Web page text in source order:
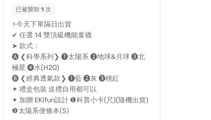
已被贊助1 次
⚡今天下單隔日出貨
✔︎ 任選 14 雙頂級機能童襪
➤ 款式：
🅐 ❮科學系列❯ ❶太陽系 ❷地球&月球 ❸北
極星 ❹水(H2O)
🅑 ❮經典透氣款❯ ❶藍 ❷灰 ❸桃紅
✦ 禮盒包裝 送禮自用都可以
✦ 加贈 EKIfun設計 ❶科普小卡(尺)(隨機出貨)
❷太陽系便條本(S)